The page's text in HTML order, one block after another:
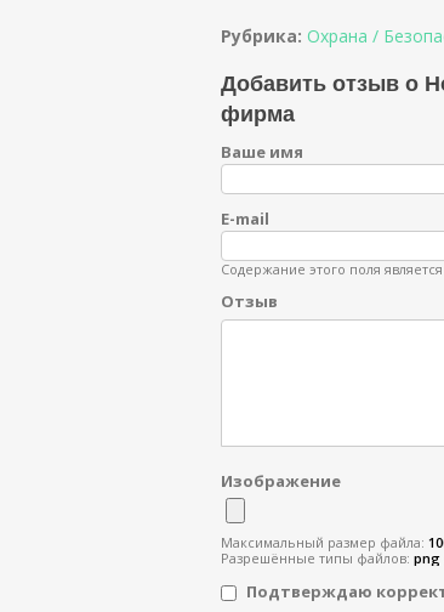
Рубрика: Охрана /
Добавить отзыв о
фирма
Ваше имя
E-mail
Содержание этого поля
Отзыв
Изображение
Максимальный размер файла:
Разрешённые типы файлов: png
Подтверждаю